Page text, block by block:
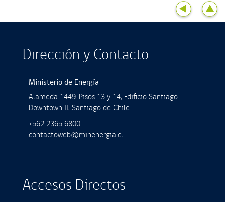
Dirección y Contacto
Ministerio de Energía
Alameda 1449, Pisos 13 y 14, Ediﬁcio Santiago
Downtown II, Santiago de Chile
+562 2365 6800
contactoweb@minenergia.cl
Accesos Directos